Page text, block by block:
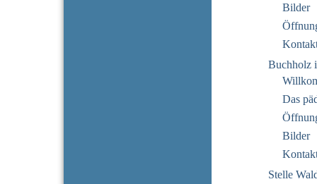
Bilder
Buchholz
Das
Bilder
Stelle